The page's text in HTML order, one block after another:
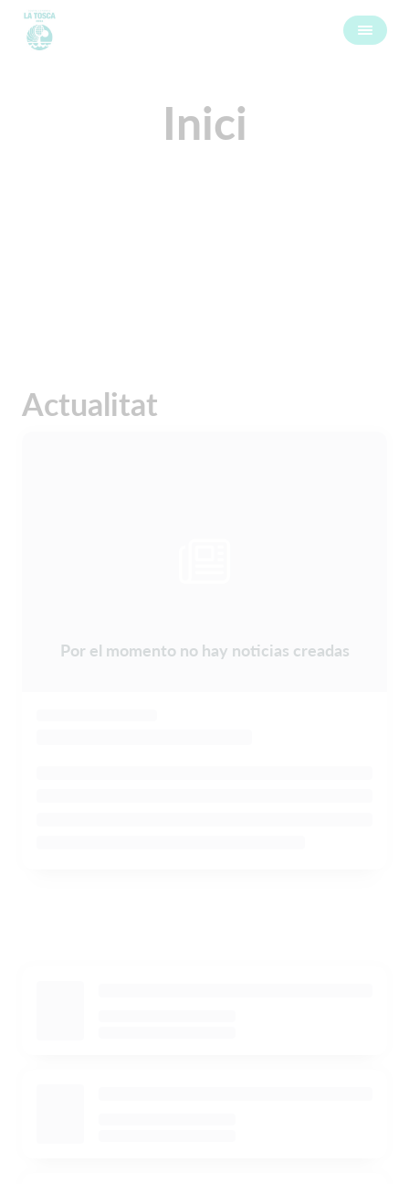
Inici
Actualitat
Por el momento no hay noticias creadas